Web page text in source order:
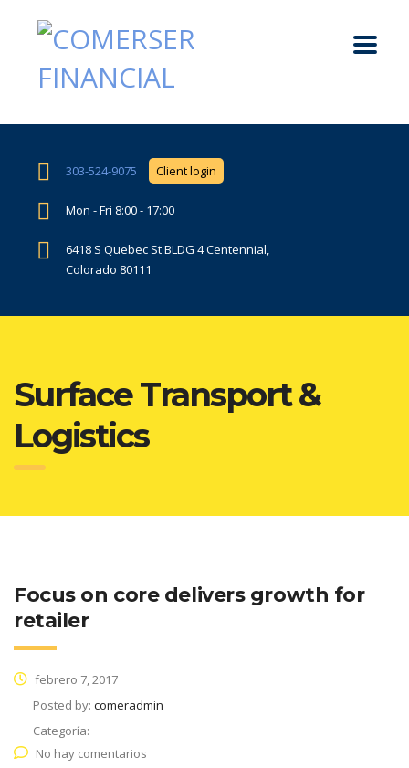
303-524-9075 Client login
Mon - Fri 8:00 - 17:00
6418 S Quebec St BLDG 4 Centennial,
Colorado 80111
Surface Transport &
Logistics
Focus on core delivers growth for
retailer
febrero 7, 2017
Posted by: comeradmin
Categoría:
No hay comentarios